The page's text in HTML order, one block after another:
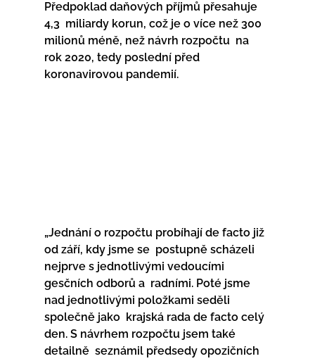
Předpoklad daňových příjmů přesahuje
4,3  miliardy korun, což je o více než 300
milionů méně, než návrh rozpočtu  na
rok 2020, tedy poslední před
koronavirovou pandemií.
„Jednání o rozpočtu probíhají de facto již
od září, kdy jsme se  postupně scházeli
nejprve s jednotlivými vedoucími
gesčních odborů a  radními. Poté jsme
nad jednotlivými položkami seděli
společně jako  krajská rada de facto celý
den. S návrhem rozpočtu jsem také
detailně  seznámil předsedy opozičních